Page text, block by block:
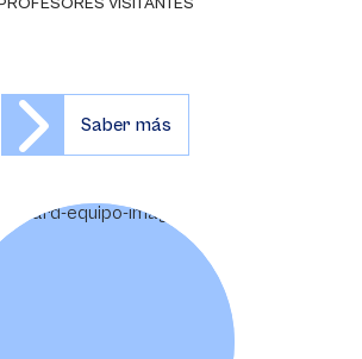
Saber más